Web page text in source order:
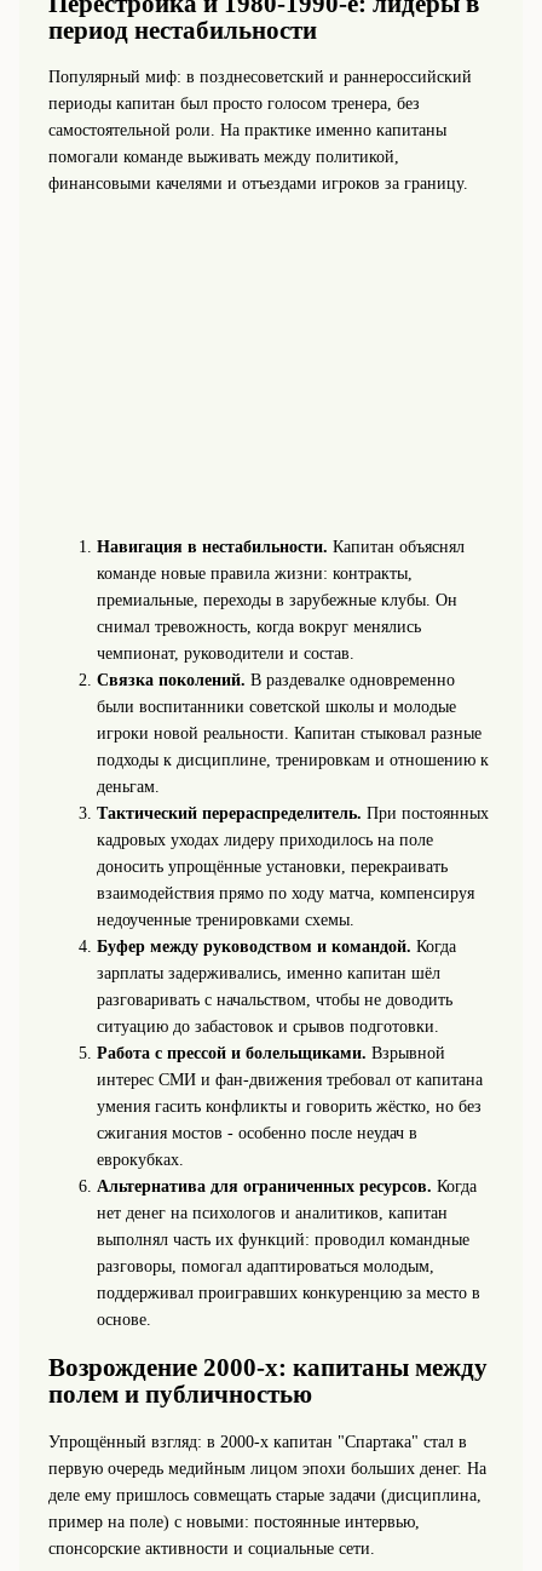
период нестабильности
Популярный миф: в позднесоветский и раннероссийский
периоды капитан был просто голосом тренера, без
самостоятельной роли. На практике именно капитаны
помогали команде выживать между политикой,
финансовыми качелями и отъездами игроков за границу.
Навигация в нестабильности. Капитан объяснял
команде новые правила жизни: контракты,
премиальные, переходы в зарубежные клубы. Он
снимал тревожность, когда вокруг менялись
чемпионат, руководители и состав.
Связка поколений. В раздевалке одновременно
были воспитанники советской школы и молодые
игроки новой реальности. Капитан стыковал разные
подходы к дисциплине, тренировкам и отношению к
деньгам.
Тактический перераспределитель. При постоянных
кадровых уходах лидеру приходилось на поле
доносить упрощённые установки, перекраивать
взаимодействия прямо по ходу матча, компенсируя
недоученные тренировками схемы.
Буфер между руководством и командой. Когда
зарплаты задерживались, именно капитан шёл
разговаривать с начальством, чтобы не доводить
ситуацию до забастовок и срывов подготовки.
Работа с прессой и болельщиками. Взрывной
интерес СМИ и фан-движения требовал от капитана
умения гасить конфликты и говорить жёстко, но без
сжигания мостов - особенно после неудач в
еврокубках.
Альтернатива для ограниченных ресурсов. Когда
нет денег на психологов и аналитиков, капитан
выполнял часть их функций: проводил командные
разговоры, помогал адаптироваться молодым,
поддерживал проигравших конкуренцию за место в
основе.
Возрождение 2000‑х: капитаны между
полем и публичностью
Упрощённый взгляд: в 2000‑х капитан "Спартака" стал в
первую очередь медийным лицом эпохи больших денег. На
деле ему пришлось совмещать старые задачи (дисциплина,
пример на поле) с новыми: постоянные интервью,
спонсорские активности и социальные сети.